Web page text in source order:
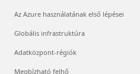
Az Azure használatának első lépései
Globális infrastruktúra
Adatközpont-régiók
Megbízható felhő